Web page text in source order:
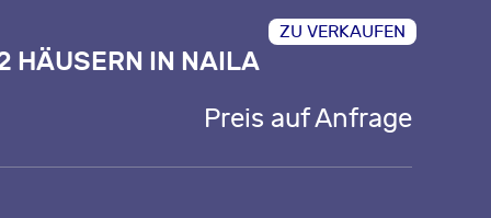
ZU VERKAUFEN
HÄUSERN IN NAILA
Preis auf Anfrage